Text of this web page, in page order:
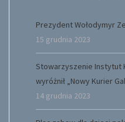
Prezydent Wołodymyr
15 grudnia 2023
Stowarzyszenie Instytut
wyróżnił „Nowy Kurier
14 grudnia 2023